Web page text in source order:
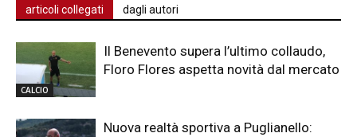
articoli collegati dagli autori
CALCIO
Il Benevento supera l’ultimo collaudo,
Floro Flores aspetta novità dal mercato
Nuova realtà sportiva a Puglianello: